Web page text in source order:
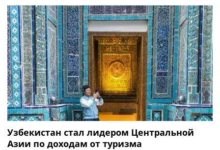
Узбекистан стал лидером Центральной
Азии по доходам от туризма